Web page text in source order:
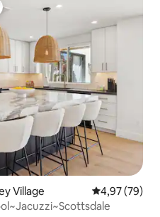
appréciés
Village Évaluation
4,97 (79)